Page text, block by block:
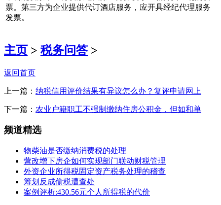
票。第三方为企业提供代订酒店服务，应开具经纪代理服务
发票。
主页 > 税务问答>
返回首页
上一篇： 纳税信用评价结果有异议怎么办？复评申请网上
下一篇： 农业户籍职工不强制缴纳住房公积金，但如和单
频道精选
物柴油是否缴纳消费税的处理
营改增下房企如何实现部门联动财税管理
外资企业所得税固定资产税务处理的稽查
筹划反成偷税遭查处
案例评析:430.56元个人所得税的代价